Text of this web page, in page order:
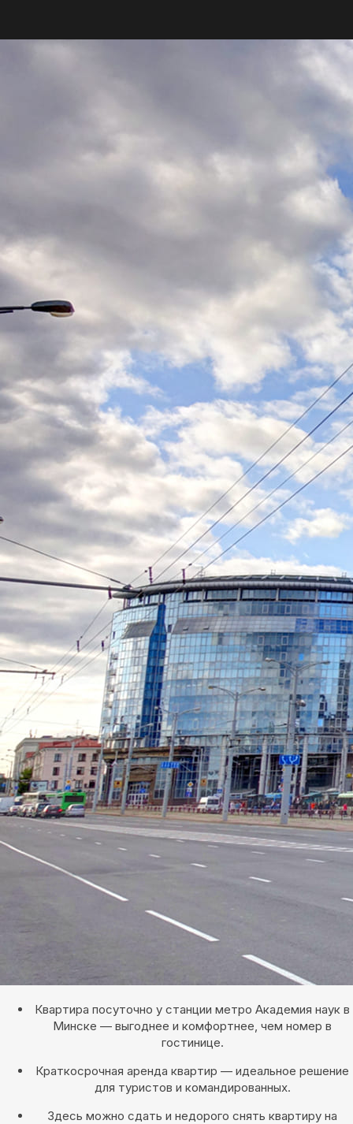
Квартира посуточно у станции метро Академия наук в
Минске — выгоднее и комфортнее, чем номер в
гостинице.
Краткосрочная аренда квартир — идеальное решение
для туристов и командированных.
Здесь можно сдать и недорого снять квартиру на